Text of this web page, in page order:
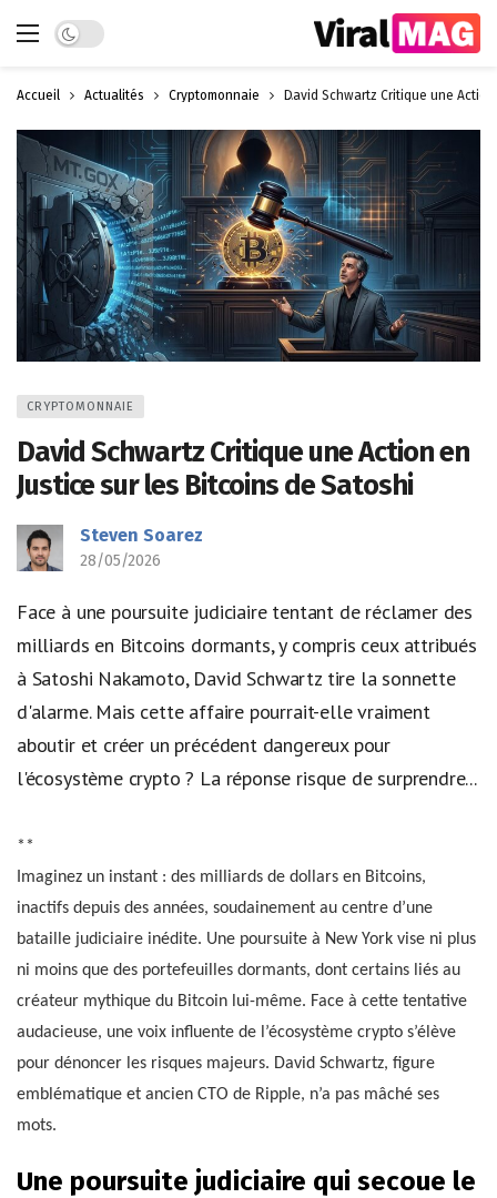
Dark mode
Accueil Actualités Cryptomonnaie David Schwartz Critique une
CRYPTOMONNAIE
David Schwartz Critique une Action en
Justice sur les Bitcoins de Satoshi
Steven Soarez
28/05/2026
Face à une poursuite judiciaire tentant de réclamer des
milliards en Bitcoins dormants, y compris ceux attribués
à Satoshi Nakamoto, David Schwartz tire la sonnette
d'alarme. Mais cette affaire pourrait-elle vraiment
aboutir et créer un précédent dangereux pour
l'écosystème crypto ? La réponse risque de surprendre...
**
Imaginez un instant : des milliards de dollars en Bitcoins,
inactifs depuis des années, soudainement au centre d’une
bataille judiciaire inédite. Une poursuite à New York vise ni plus
ni moins que des portefeuilles dormants, dont certains liés au
créateur mythique du Bitcoin lui-même. Face à cette tentative
audacieuse, une voix influente de l’écosystème crypto s’élève
pour dénoncer les risques majeurs. David Schwartz, figure
emblématique et ancien CTO de Ripple, n’a pas mâché ses
mots.
Une poursuite judiciaire qui secoue le